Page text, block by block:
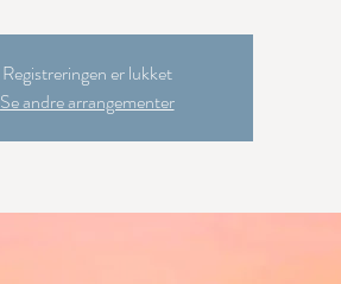
Registreringen er lukket
Se andre arrangementer